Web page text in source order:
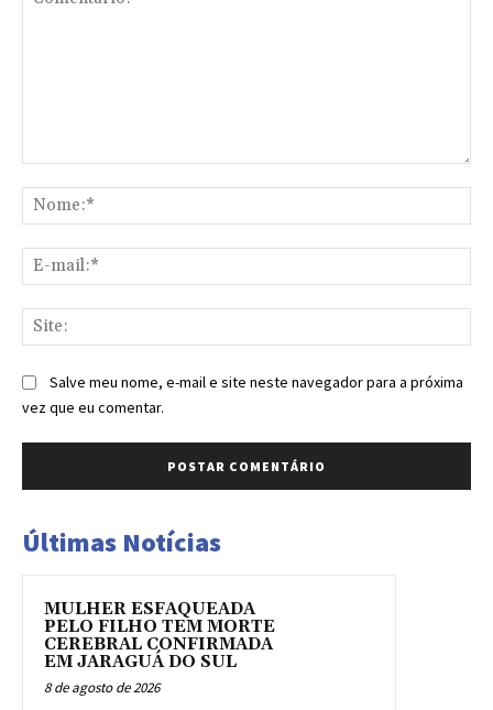
Salve meu nome, e-mail e site neste navegador para a próxima
vez que eu comentar.
Últimas Notícias
MULHER ESFAQUEADA
PELO FILHO TEM MORTE
CEREBRAL CONFIRMADA
EM JARAGUÁ DO SUL
8 de agosto de 2026